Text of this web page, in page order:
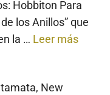
Hobbiton Para
los Anillos” que
la … Leer más
, New